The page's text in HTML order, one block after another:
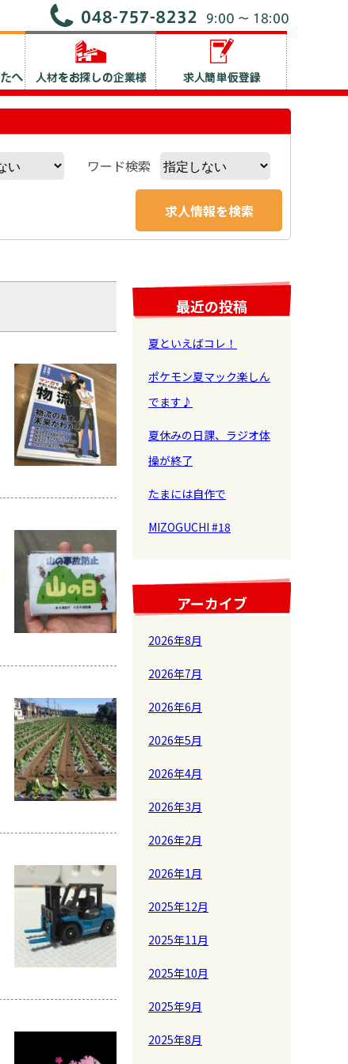
ワード検索
最近の投稿
夏といえばコレ！
ポケモン夏マック楽しん
でます♪
夏休みの日課、ラジオ体
操が終了
たまには自作で
MIZOGUCHI #18
アーカイブ
2026年8月
2026年7月
2026年6月
2026年5月
2026年4月
2026年3月
2026年2月
2026年1月
2025年12月
2025年11月
2025年10月
2025年9月
2025年8月